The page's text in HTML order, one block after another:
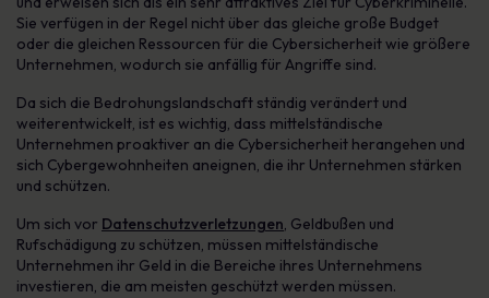
Sie verfügen in der Regel nicht über das gleiche große Budget
oder die gleichen Ressourcen für die Cybersicherheit wie größere
Unternehmen, wodurch sie anfällig für Angriffe sind.
Da sich die Bedrohungslandschaft ständig verändert und
weiterentwickelt, ist es wichtig, dass mittelständische
Unternehmen proaktiver an die Cybersicherheit herangehen und
sich Cybergewohnheiten aneignen, die ihr Unternehmen stärken
und schützen.
Um sich vor Datenschutzverletzungen, Geldbußen und
Rufschädigung zu schützen, müssen mittelständische
Unternehmen ihr Geld in die Bereiche ihres Unternehmens
investieren, die am meisten geschützt werden müssen.